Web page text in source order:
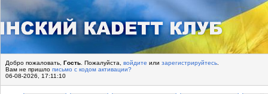
Добро пожаловать, Гость . Пожалуйста, войдите или зарегистрируйтесь
Вам не пришло письмо с кодом активации?
06-08-2026, 17:11:10